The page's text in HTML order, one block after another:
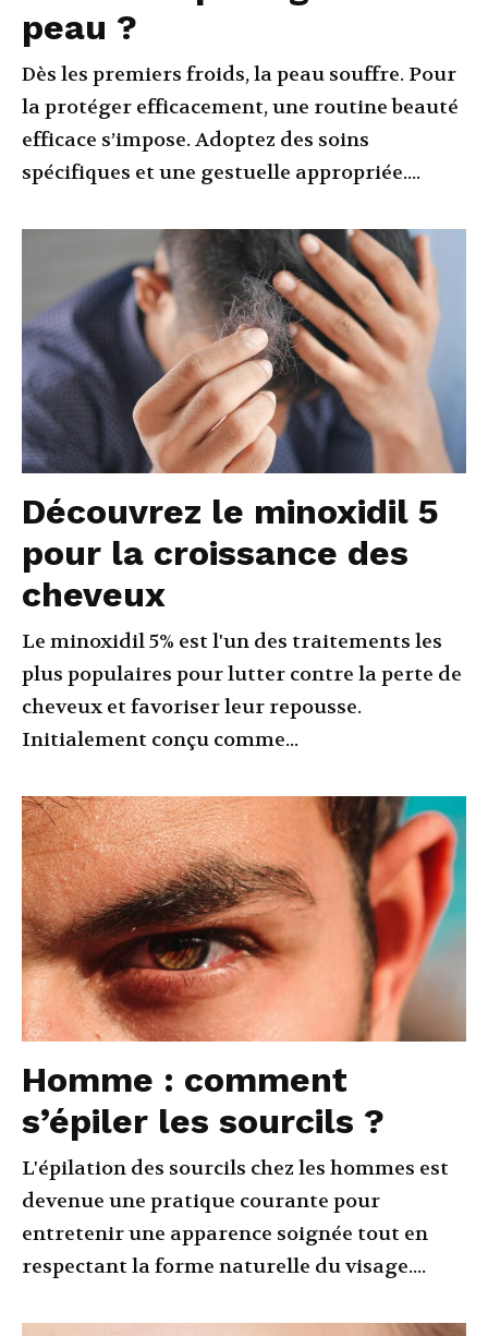
peau ?
Dès les premiers froids, la peau souffre. Pour
la protéger efficacement, une routine beauté
efficace s’impose. Adoptez des soins
spécifiques et une gestuelle appropriée....
Découvrez le minoxidil 5
pour la croissance des
cheveux
Le minoxidil 5% est l'un des traitements les
plus populaires pour lutter contre la perte de
cheveux et favoriser leur repousse.
Initialement conçu comme...
Homme : comment
s’épiler les sourcils ?
L'épilation des sourcils chez les hommes est
devenue une pratique courante pour
entretenir une apparence soignée tout en
respectant la forme naturelle du visage....